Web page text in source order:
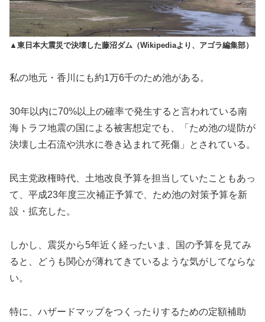
▲東日本大震災で決壊した藤沼ダム（Wikipediaより、アゴラ編集部）
私の地元・香川にも約1万6千のため池がある。
30年以内に70%以上の確率で発生すると言われている南
海トラフ地震の国による被害想定でも、「ため池の堤防が
決壊し土石流や洪水に巻き込まれて死傷」とされている。
民主党政権時代、土地改良予算を担当していたこともあっ
て、平成23年度三次補正予算で、ため池の対策予算を新
設・拡充した。
しかし、震災から5年近く経ったいま、国の予算を見てみ
ると、どうも関心が薄れてきているような気がしてならな
い。
特に、ハザードマップをつくったりするための定額補助